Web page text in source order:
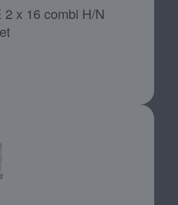
2 x 16 combi H/N